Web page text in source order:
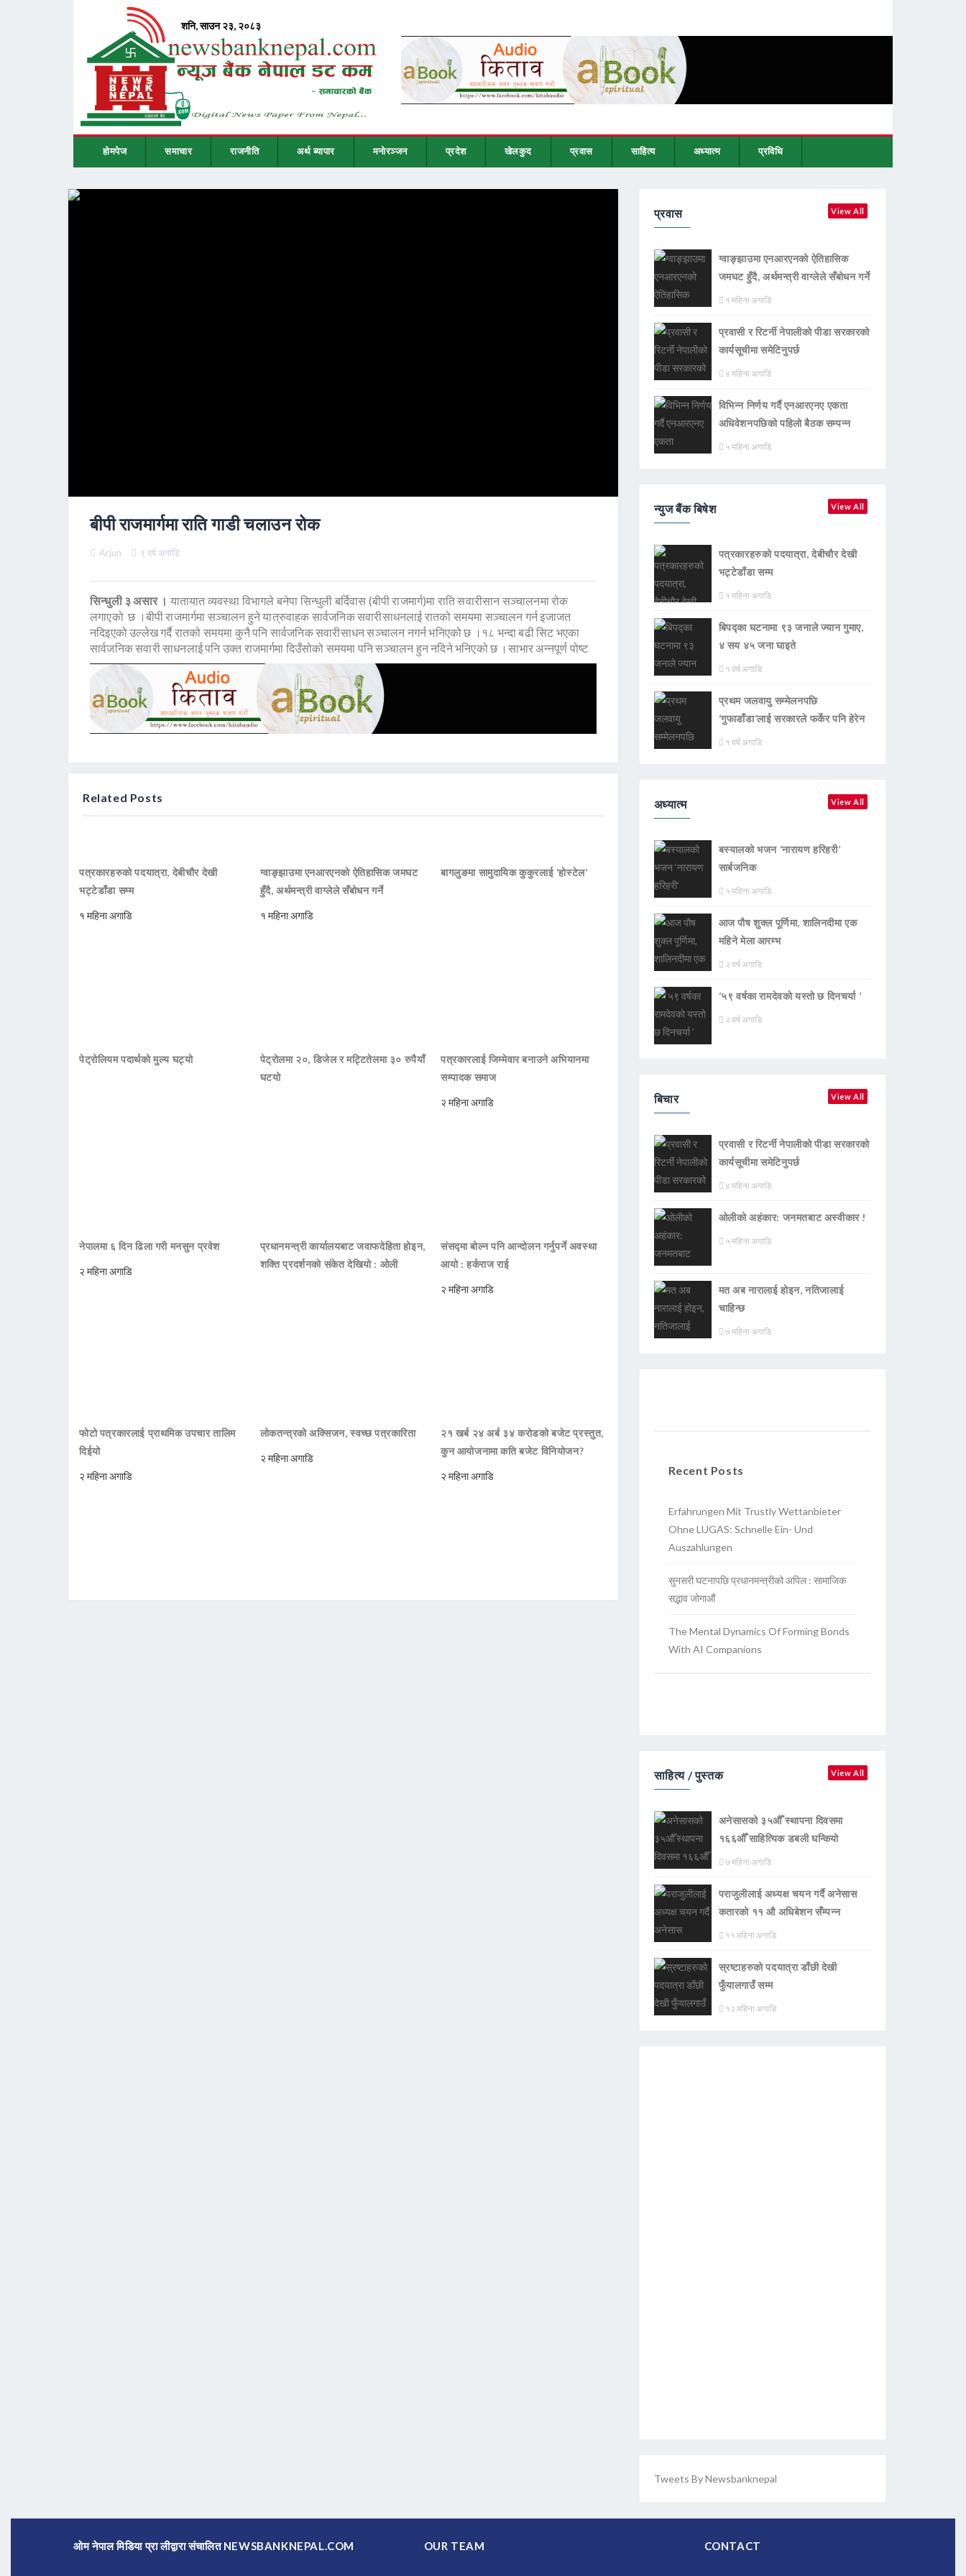
होमपेज समाचार राजनीति अर्थ ब्यापार मनोरञ्जन प्रदेश खेलकुद प्रवास साहित्य अध्यात्म प्रविधि
बीपी राजमार्गमा राति गाडी चलाउन रोक
Arjun ९ वर्ष अगाडि
सिन्धुली ३ असार । यातायात व्यवस्था विभागले बनेपा सिन्धुली बर्दिवास (बीपी राजमार्ग)मा राति सवारीसान सञ्चालनमा रोक
लगाएको छ ।बीपी राजमार्गमा सञ्चालन हुने यात्रुवाहक सार्वजनिक सवारीसाधनलाई रातको समयमा सञ्चालन गर्न इजाजत
नदिइएको उल्लेख गर्दै रातको समयमा कुनै पनि सार्वजनिक सवारीसाधन सञ्चालन नगर्न भनिएको छ ।१८ भन्दा बढी सिट भएका
सार्वजनिक सवारी साधनलाई पनि उक्त राजमार्गमा दिउँसोको समयमा पनि सञ्चालन हुन नदिने भनिएको छ ।साभार अन्नपूर्ण पोष्ट
Related Posts
पत्रकारहरुको पदयात्रा, देबीचौर देखी
भट्टेडाँडा सम्म
१ महिना अगाडि
ग्वाङ्झाउमा एनआरएनको ऐतिहासिक जमघट
हुँदै, अर्थमन्त्री वाग्लेले सँबोधन गर्ने
१ महिना अगाडि
बागलुङमा सामुदायिक कुकुरलाई ‘होस्टेल’
पेट्रोलियम पदार्थको मुल्य घट्यो
पेट्रोलमा २०, डिजेल र मट्टितेलमा ३० रुपैयाँ
घटयो
पत्रकारलाई जिम्मेवार बनाउने अभियानमा
सम्पादक समाज
२ महिना अगाडि
नेपालमा ६ दिन ढिला गरी मनसुन प्रवेश
२ महिना अगाडि
प्रधानमन्त्री कार्यालयबाट जवाफदेहिता होइन,
शक्ति प्रदर्शनको संकेत देखियो : ओली
संसद्मा बोल्न पनि आन्दोलन गर्नुपर्ने अवस्था
आयो : हर्कराज राई
२ महिना अगाडि
फोटो पत्रकारलाई प्राथमिक उपचार तालिम
दिईयो
२ महिना अगाडि
लोकतन्त्रको अक्सिजन, स्वच्छ पत्रकारिता
२ महिना अगाडि
२१ खर्ब २४ अर्ब ३४ करोडको बजेट प्रस्तुत,
कुन आयोजनामा कति बजेट विनियोजन?
२ महिना अगाडि
प्रवास View All
ग्वाङ्झाउमा एनआरएनको ऐतिहासिक
जमघट हुँदै, अर्थमन्त्री वाग्लेले सँबोधन गर्ने
१ महिना अगाडि
प्रवासी र रिटर्नी नेपालीको पीडा सरकारको
कार्यसूचीमा समेटिनुपर्छ
४ महिना अगाडि
विभिन्न निर्णय गर्दै एनआरएनए एकता
अधिवेशनपछिको पहिलो बैठक सम्पन्न
५ महिना अगाडि
न्युज बैंक बिषेश View All
पत्रकारहरुको पदयात्रा, देबीचौर देखी
भट्टेडाँडा सम्म
१ महिना अगाडि
बिपद्का घटनामा ९३ जनाले ज्यान गुमाए,
४ सय ४५ जना घाइते
१ वर्ष अगाडि
प्रथम जलवायु सम्मेलनपछि
‘गुफाडाँडा’लाई सरकारले फर्केर पनि हेरेन
१ वर्ष अगाडि
अध्यात्म View All
बस्यालको भजन ‘नारायण हरिहरी’
सार्बजनिक
५ महिना अगाडि
आज पौष शुक्ल पूर्णिमा, शालिनदीमा एक
महिने मेला आरम्भ
२ वर्ष अगाडि
‘५९ वर्षका रामदेवकाे यस्ताे छ दिनचर्या ’
२ वर्ष अगाडि
बिचार View All
प्रवासी र रिटर्नी नेपालीको पीडा सरकारको
कार्यसूचीमा समेटिनुपर्छ
४ महिना अगाडि
ओलीको अहंकार: जनमतबाट अस्वीकार !
५ महिना अगाडि
मत अब नारालाई होइन, नतिजालाई
चाहिन्छ
७ महिना अगाडि
Recent Posts
Erfahrungen Mit Trustly Wettanbieter
Ohne LUGAS: Schnelle Ein- Und
Auszahlungen
सुनसरी घटनापछि प्रधानमन्त्रीको अपिल : सामाजिक
सद्भाव जोगाऔं
The Mental Dynamics Of Forming Bonds
With AI Companions
साहित्य / पुस्तक View All
अनेसासको ३५औँ स्थापना दिवसमा
१६६औँ साहित्यिक डबली घन्कियाे
७ महिना अगाडि
पराजुलीलाई अध्यक्ष चयन गर्दै अनेसास
कतारको ११ औ अधिबेशन सँम्पन्न
११ महिना अगाडि
स्रष्टाहरुको पदयात्रा डाँछी देखी
फुँयालगाउँ सम्म
१२ महिना अगाडि
Tweets By Newsbanknepal
ओम नेपाल मिडिया प्रा लीद्वारा संचालित NEWSBANKNEPAL.COM OUR TEAM CONTACT